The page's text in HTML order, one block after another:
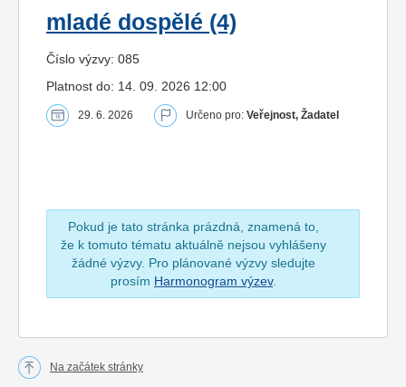
mladé dospělé (4)
Číslo výzvy: 085
Platnost do: 14. 09. 2026 12:00
29. 6. 2026 Určeno pro: Veřejnost, Žadatel
Pokud je tato stránka prázdná, znamená to,
že k tomuto tématu aktuálně nejsou vyhlášeny
žádné výzvy. Pro plánované výzvy sledujte
prosím Harmonogram výzev.
Na začátek stránky